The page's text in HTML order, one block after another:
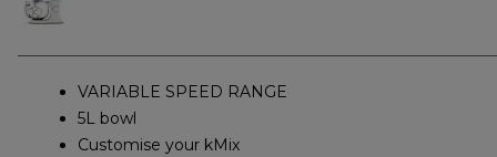
VARIABLE SPEED RANGE
5L bowl
Customise your kMix